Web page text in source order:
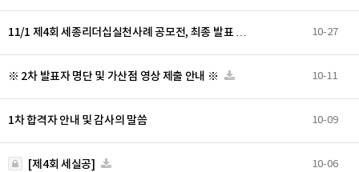
11/1 제4회 세종리더십실천사례 공모전, 최종 발표 … 10-27
※ 2차 발표자 명단 및 가산점 영상 제출 안내 ※ 10-11
1차 합격자 안내 및 감사의 말씀 10-09
[제4회 세실공] 10-06